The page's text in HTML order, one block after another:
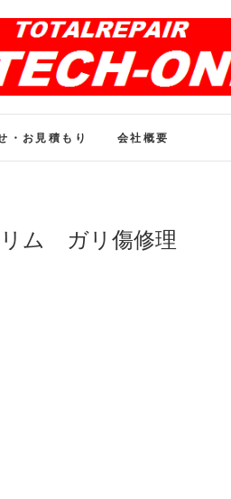
理のトー
・お見積もり 会社概要
ム ガリ傷修理